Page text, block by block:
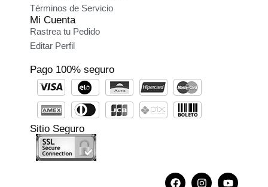
Términos de Servicio
Mi Cuenta
Rastrea tu Pedido
Editar Perfil
Pago 100% seguro
Sitio Seguro